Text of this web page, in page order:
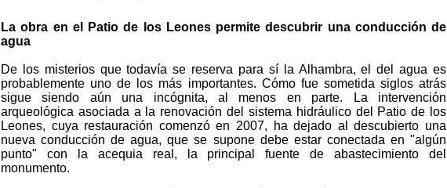
La obra en el Patio de los Leones permite descubrir una conducción de
agua
De los misterios que todavía se reserva para sí la Alhambra, el del agua es
probablemente uno de los más importantes. Cómo fue sometida siglos atrás
sigue siendo aún una incógnita, al menos en parte. La intervención
arqueológica asociada a la renovación del sistema hidráulico del Patio de los
Leones, cuya restauración comenzó en 2007, ha dejado al descubierto una
nueva conducción de agua, que se supone debe estar conectada en "algún
punto" con la acequia real, la principal fuente de abastecimiento del
monumento.